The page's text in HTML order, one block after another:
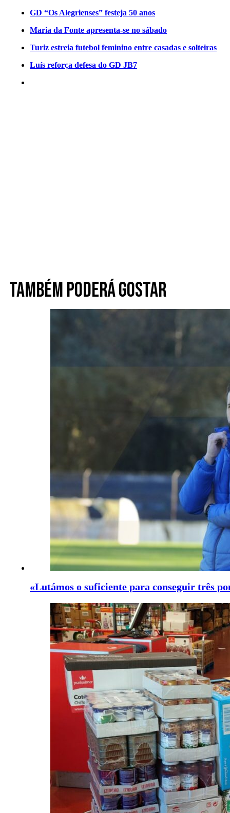
GD “Os Alegrienses” festeja 50 anos
Maria da Fonte apresenta-se no sábado
Turiz estreia futebol feminino entre casadas e solteiras
Luís reforça defesa do GD JB7
Também poderá gostar
«Lutámos o suficiente para conseguir três